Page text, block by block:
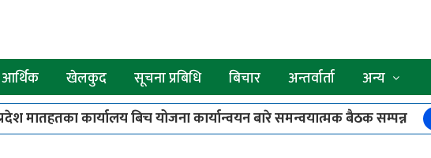
आर्थिक खेलकुद सूचना प्रबिधि बिचार अन्तर्वार्ता अन्य
मातहतका कार्यालय बिच योजना कार्यान्वयन बारे समन्वयात्मक बैठक सम्पन्न